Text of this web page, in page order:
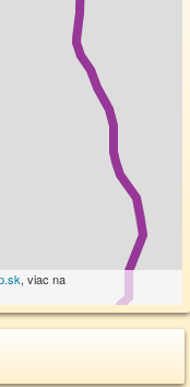
, viac na